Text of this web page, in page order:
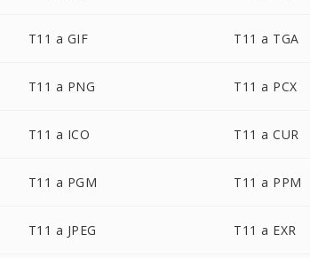
T11 a GIF T11 a TGA
T11 a PNG T11 a PCX
T11 a ICO T11 a CUR
T11 a PGM T11 a PPM
T11 a JPEG T11 a EXR